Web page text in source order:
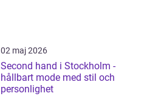
02 maj 2026
Second hand i Stockholm -
hållbart mode med stil och
personlighet